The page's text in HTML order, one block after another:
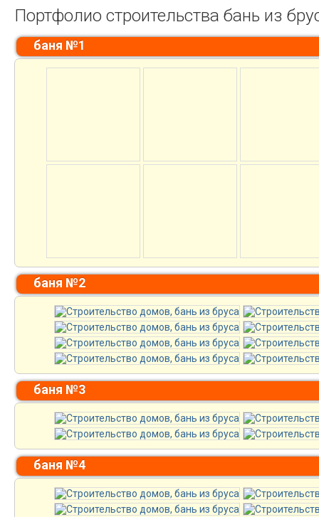
Портфолио строительства бань из
баня №1
баня №2
баня №3
баня №4